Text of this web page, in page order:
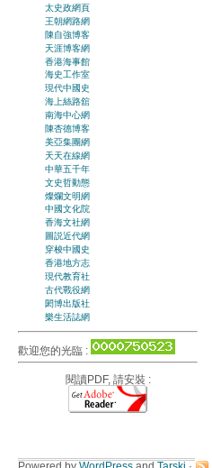
太史政網頁
王朝網路網
陳自強博客
天涯博客網
香港海事館
海史工作室
現代中國史
海上絲路舘
南海中心網
陳杏德博客
美亞集團網
天天在線網
中華五千年
文史哲動態
燦爛文明網
中國文化院
香海文社網
圖説近代網
穿梭中國史
香港地方志
現代教育社
古代戰役網
閎博出版社
樂生活誌網
歡迎您的光臨 :
閱讀PDF, 請安裝 :